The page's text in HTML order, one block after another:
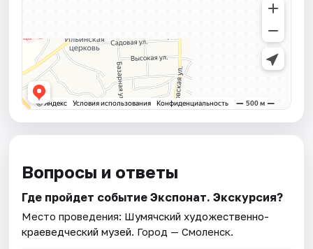
Вопросы и ответы
Где пройдет событие Экспонат. Экскурсия?
Место проведения: Шумячский художественно-
краеведческий музей. Город — Смоленск.